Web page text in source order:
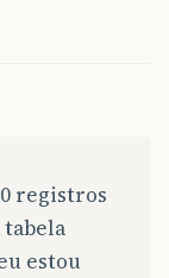
registros
tabela
estou